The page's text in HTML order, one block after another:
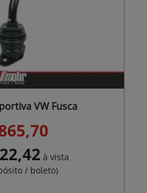
VW Fusca
à vista
/ boleto)